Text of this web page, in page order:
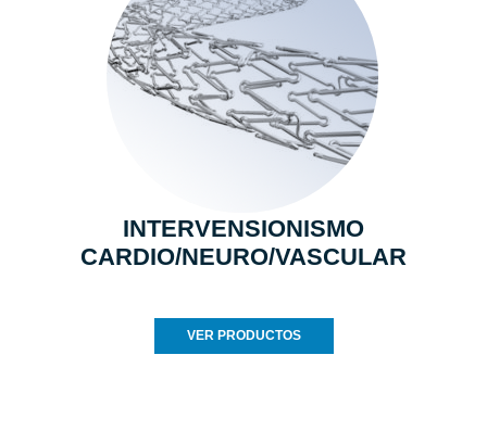
INTERVENSIONISMO
CARDIO/NEURO/VASCULAR
VER PRODUCTOS